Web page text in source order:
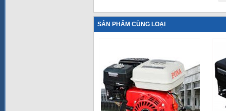
SẢN PHẨM CÙNG LOẠI